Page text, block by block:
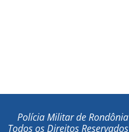
Polícia Militar de Rondônia
Todos os Direitos Reservados